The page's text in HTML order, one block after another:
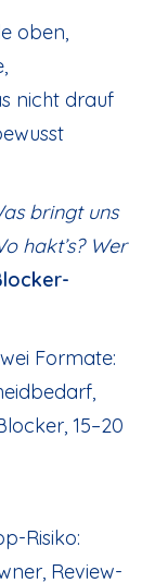
oben,
nicht drauf
bringt uns
hakt’s? Wer
Formate:
15–20
Risiko:
Review-